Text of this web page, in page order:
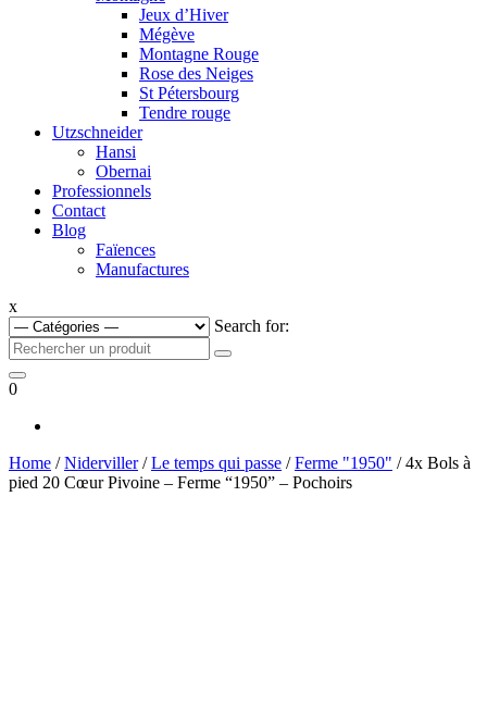
Jeux d’Hiver
Mégève
Montagne Rouge
Rose des Neiges
St Pétersbourg
Tendre rouge
Utzschneider
Hansi
Obernai
Professionnels
Contact
Blog
Faïences
Manufactures
x
Search for:
0
Home /Niderviller/Le temps qui passe /Ferme "1950" / 4x Bols à
pied 20 Cœur Pivoine – Ferme “1950” – Pochoirs